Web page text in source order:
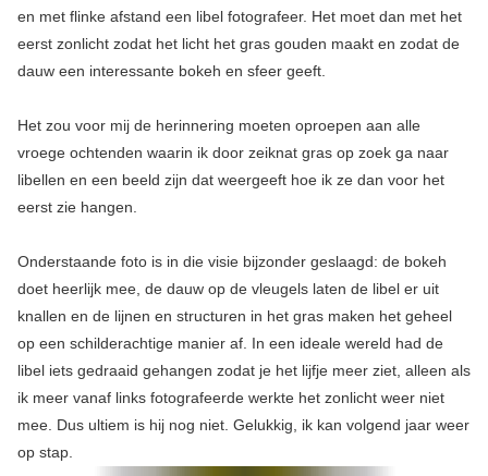
en met flinke afstand een libel fotografeer. Het moet dan met het
eerst zonlicht zodat het licht het gras gouden maakt en zodat de
dauw een interessante bokeh en sfeer geeft.
Het zou voor mij de herinnering moeten oproepen aan alle
vroege ochtenden waarin ik door zeiknat gras op zoek ga naar
libellen en een beeld zijn dat weergeeft hoe ik ze dan voor het
eerst zie hangen.
Onderstaande foto is in die visie bijzonder geslaagd: de bokeh
doet heerlijk mee, de dauw op de vleugels laten de libel er uit
knallen en de lijnen en structuren in het gras maken het geheel
op een schilderachtige manier af. In een ideale wereld had de
libel iets gedraaid gehangen zodat je het lijfje meer ziet, alleen als
ik meer vanaf links fotografeerde werkte het zonlicht weer niet
mee. Dus ultiem is hij nog niet. Gelukkig, ik kan volgend jaar weer
op stap.